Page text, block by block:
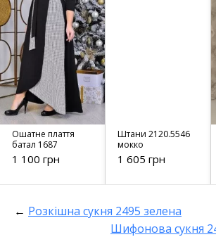
Ошатне плаття
батал 1687
1 100 грн
Штани 2120.5546
мокко
1 605 грн
← Розкішна сукня 2495 зелена
Шифонова сукня